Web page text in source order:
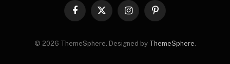
Facebook
X
InstagramPinterest
© 2026 ThemeSphere. Designed by ThemeSphere.